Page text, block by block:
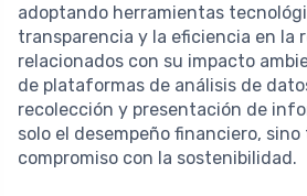
adoptando herramientas
transparencia y la eficiencia en la
relacionados con su impacto
de plataformas de análisis de
recolección y presentación de
solo el desempeño financiero, sino
compromiso con la sostenibilidad.